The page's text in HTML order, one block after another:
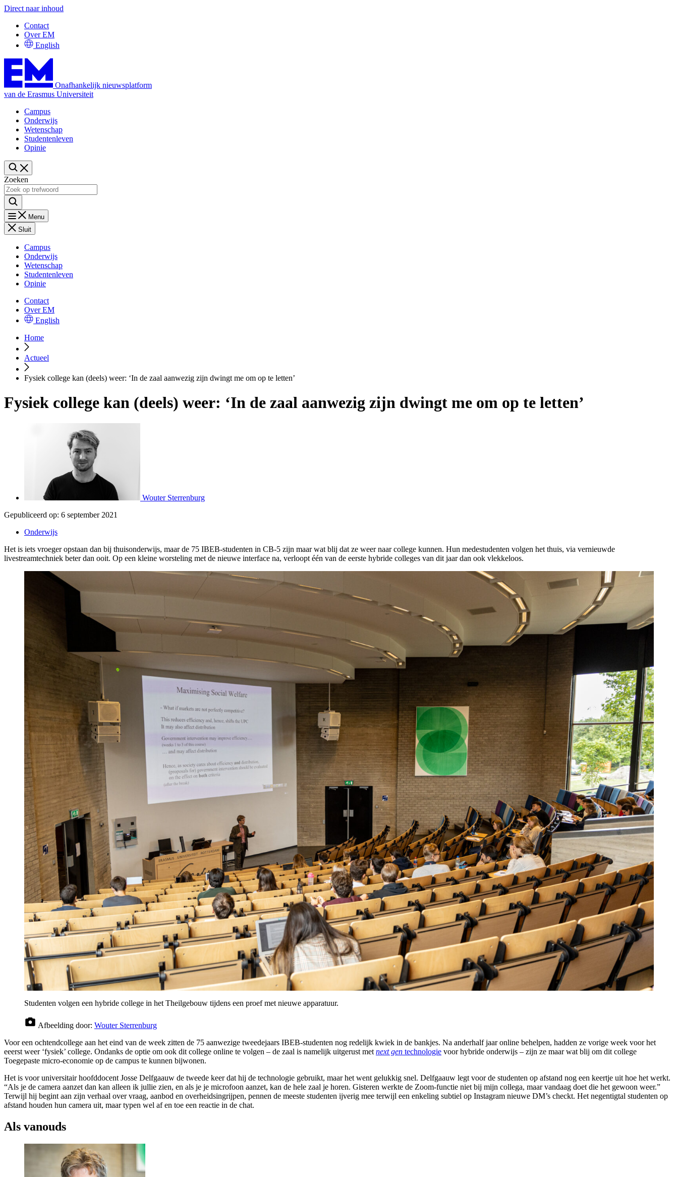
Direct naar inhoud
Contact
Over EM
English
Onafhankelijk nieuwsplatform
van de Erasmus Universiteit
Campus
Onderwijs
Wetenschap
Studentenleven
Opinie
Zoeken
Menu
Sluit
Campus
Onderwijs
Wetenschap
Studentenleven
Opinie
Contact
Over EM
English
Home
Actueel
Fysiek college kan (deels) weer: ‘In de zaal aanwezig zijn dwingt me om op te letten’
Fysiek college kan (deels) weer: ‘In de zaal aanwezig zijn dwingt me om op te letten’
Wouter Sterrenburg
Gepubliceerd op: 6 september 2021
Onderwijs
Het is iets vroeger opstaan dan bij thuisonderwijs, maar de 75 IBEB-studenten in CB-5 zijn maar wat blij dat ze weer naar college kunnen. Hun medestudenten volgen het thuis, via vernieuwde
livestreamtechniek beter dan ooit. Op een kleine worsteling met de nieuwe interface na, verloopt één van de eerste hybride colleges van dit jaar dan ook vlekkeloos.
Studenten volgen een hybride college in het Theilgebouw tijdens een proef met nieuwe apparatuur.
Afbeelding door: Wouter Sterrenburg
Voor een ochtendcollege aan het eind van de week zitten de 75 aanwezige tweedejaars IBEB-studenten nog redelijk kwiek in de bankjes. Na anderhalf jaar online behelpen, hadden ze vorige week voor het
eeerst weer ‘fysiek’ college. Ondanks de optie om ook dit college online te volgen – de zaal is namelijk uitgerust met next gen technologie voor hybride onderwijs – zijn ze maar wat blij om dit college
Toegepaste micro-economie op de campus te kunnen bijwonen.
Het is voor universitair hoofddocent Josse Delfgaauw de tweede keer dat hij de technologie gebruikt, maar het went gelukkig snel. Delfgaauw legt voor de studenten op afstand nog een keertje uit hoe het werkt.
“Als je de camera aanzet dan kan alleen ik jullie zien, en als je je microfoon aanzet, kan de hele zaal je horen. Gisteren werkte de Zoom-functie niet bij mijn collega, maar vandaag doet die het gewoon weer.”
Terwijl hij begint aan zijn verhaal over vraag, aanbod en overheidsingrijpen, pennen de meeste studenten ijverig mee terwijl een enkeling subtiel op Instagram nieuwe DM’s checkt. Het negentigtal studenten op
afstand houden hun camera uit, maar typen wel af en toe een reactie in de chat.
Als vanouds